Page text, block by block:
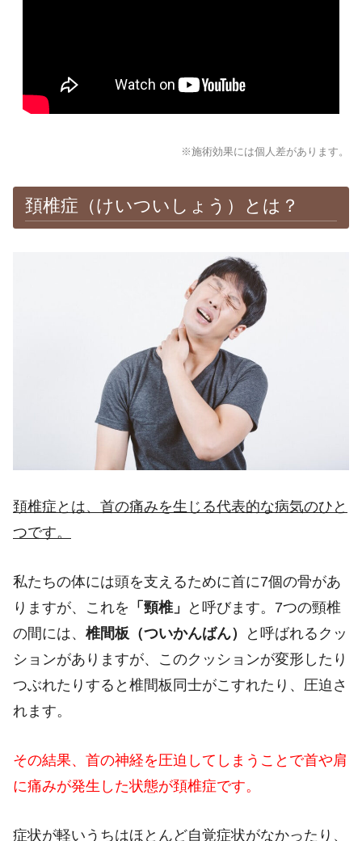
※施術効果には個人差があります。
頚椎症（けいついしょう）とは？
頚椎症とは、首の痛みを生じる代表的な病気のひと
つです。
私たちの体には頭を支えるために首に7個の骨があ
りますが、これを 「頸椎」
と呼びます。7つの頸椎
の間には、 椎間板（ついかんばん）
と呼ばれるクッ
ションがありますが、このクッションが変形したり
つぶれたりすると椎間板同士がこすれたり、圧迫さ
れます。
その結果、首の神経を圧迫してしまうことで首や肩
に痛みが発生した状態が頚椎症です。
症状が軽いうちはほとんど自覚症状がなかったり、